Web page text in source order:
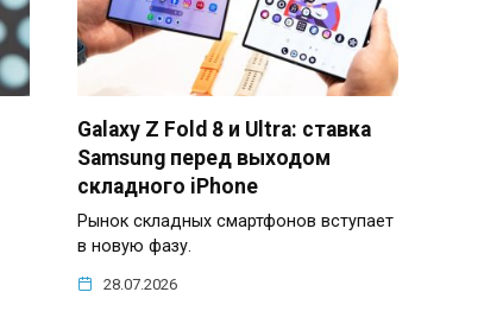
Galaxy Z Fold 8 и Ultra: ставка
Samsung перед выходом
складного iPhone
Рынок складных смартфонов вступает
в новую фазу.
28.07.2026